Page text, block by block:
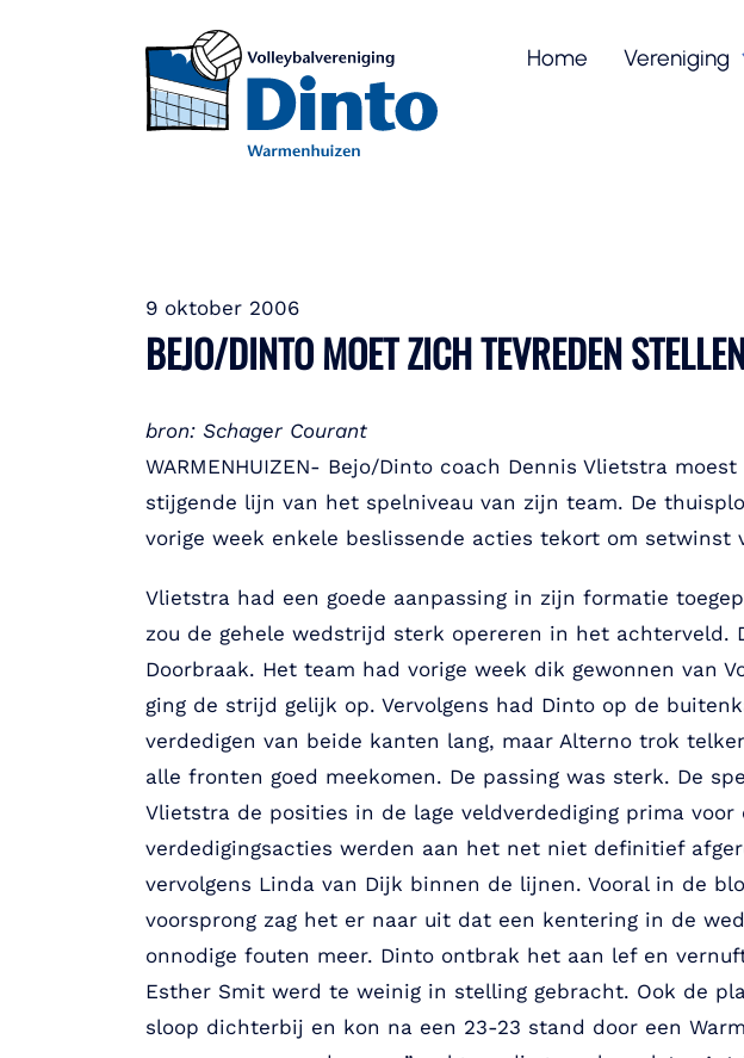
Home Vereniging
9 oktober 2006
BEJO/DINTO MOET ZICH TEVREDEN
bron: Schager Courant
WARMENHUIZEN- Bejo/Dinto coach Dennis Vlietstra
stijgende lijn van het spelniveau van zijn team. De
vorige week enkele beslissende acties tekort om setwinst
Vlietstra had een goede aanpassing in zijn formatie
zou de gehele wedstrijd sterk opereren in het achterveld.
Doorbraak. Het team had vorige week dik gewonnen van
ging de strijd gelijk op. Vervolgens had Dinto op de
verdedigen van beide kanten lang, maar Alterno trok
alle fronten goed meekomen. De passing was sterk. De
Vlietstra de posities in de lage veldverdediging prima
verdedigingsacties werden aan het net niet definitief
vervolgens Linda van Dijk binnen de lijnen. Vooral in de
voorsprong zag het er naar uit dat een kentering in de
onnodige fouten meer. Dinto ontbrak het aan lef en
Esther Smit werd te weinig in stelling gebracht. Ook de
sloop dichterbij en kon na een 23-23 stand door een